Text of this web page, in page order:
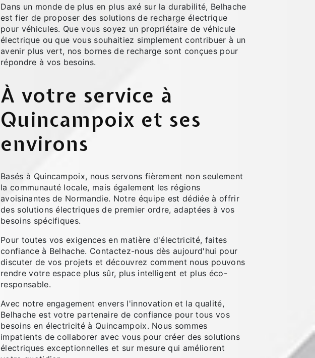
Dans un monde de plus en plus axé sur la durabilité, Belhache
est fier de proposer des solutions de recharge électrique
pour véhicules. Que vous soyez un propriétaire de véhicule
électrique ou que vous souhaitiez simplement contribuer à un
avenir plus vert, nos bornes de recharge sont conçues pour
répondre à vos besoins.
À votre service à
Quincampoix et ses
environs
Basés à Quincampoix, nous servons fièrement non seulement
la communauté locale, mais également les régions
avoisinantes de Normandie. Notre équipe est dédiée à offrir
des solutions électriques de premier ordre, adaptées à vos
besoins spécifiques.
Pour toutes vos exigences en matière d'électricité, faites
confiance à Belhache. Contactez-nous dès aujourd'hui pour
discuter de vos projets et découvrez comment nous pouvons
rendre votre espace plus sûr, plus intelligent et plus éco-
responsable.
Avec notre engagement envers l'innovation et la qualité,
Belhache est votre partenaire de confiance pour tous vos
besoins en électricité à Quincampoix. Nous sommes
impatients de collaborer avec vous pour créer des solutions
électriques exceptionnelles et sur mesure qui améliorent